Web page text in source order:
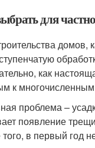
для
домов,
как
к
проблема –
появление
в первый год